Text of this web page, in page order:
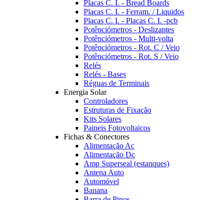
Placas C. I. - Bread Boards
Placas C. I. - Ferram. / Liquidos
Placas C. I. - Placas C. I. -pcb
Potênciómetros - Deslizantes
Potênciómetros - Multi-volta
Potênciómetros - Rot. C / Veio
Potênciómetros - Rot. S / Veio
Relés
Relés - Bases
Réguas de Terminais
Energia Solar
Controladores
Estruturas de Fixação
Kits Solares
Paineis Fotovoltaicos
Fichas & Conectores
Alimentação Ac
Alimentação Dc
Amp Superseal (estanques)
Antena Auto
Automóvel
Banana